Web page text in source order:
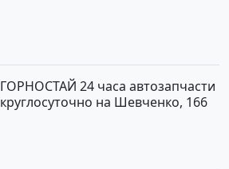
ГОРНОСТАЙ 24 часа автозапчасти
круглосуточно на Шевченко, 166